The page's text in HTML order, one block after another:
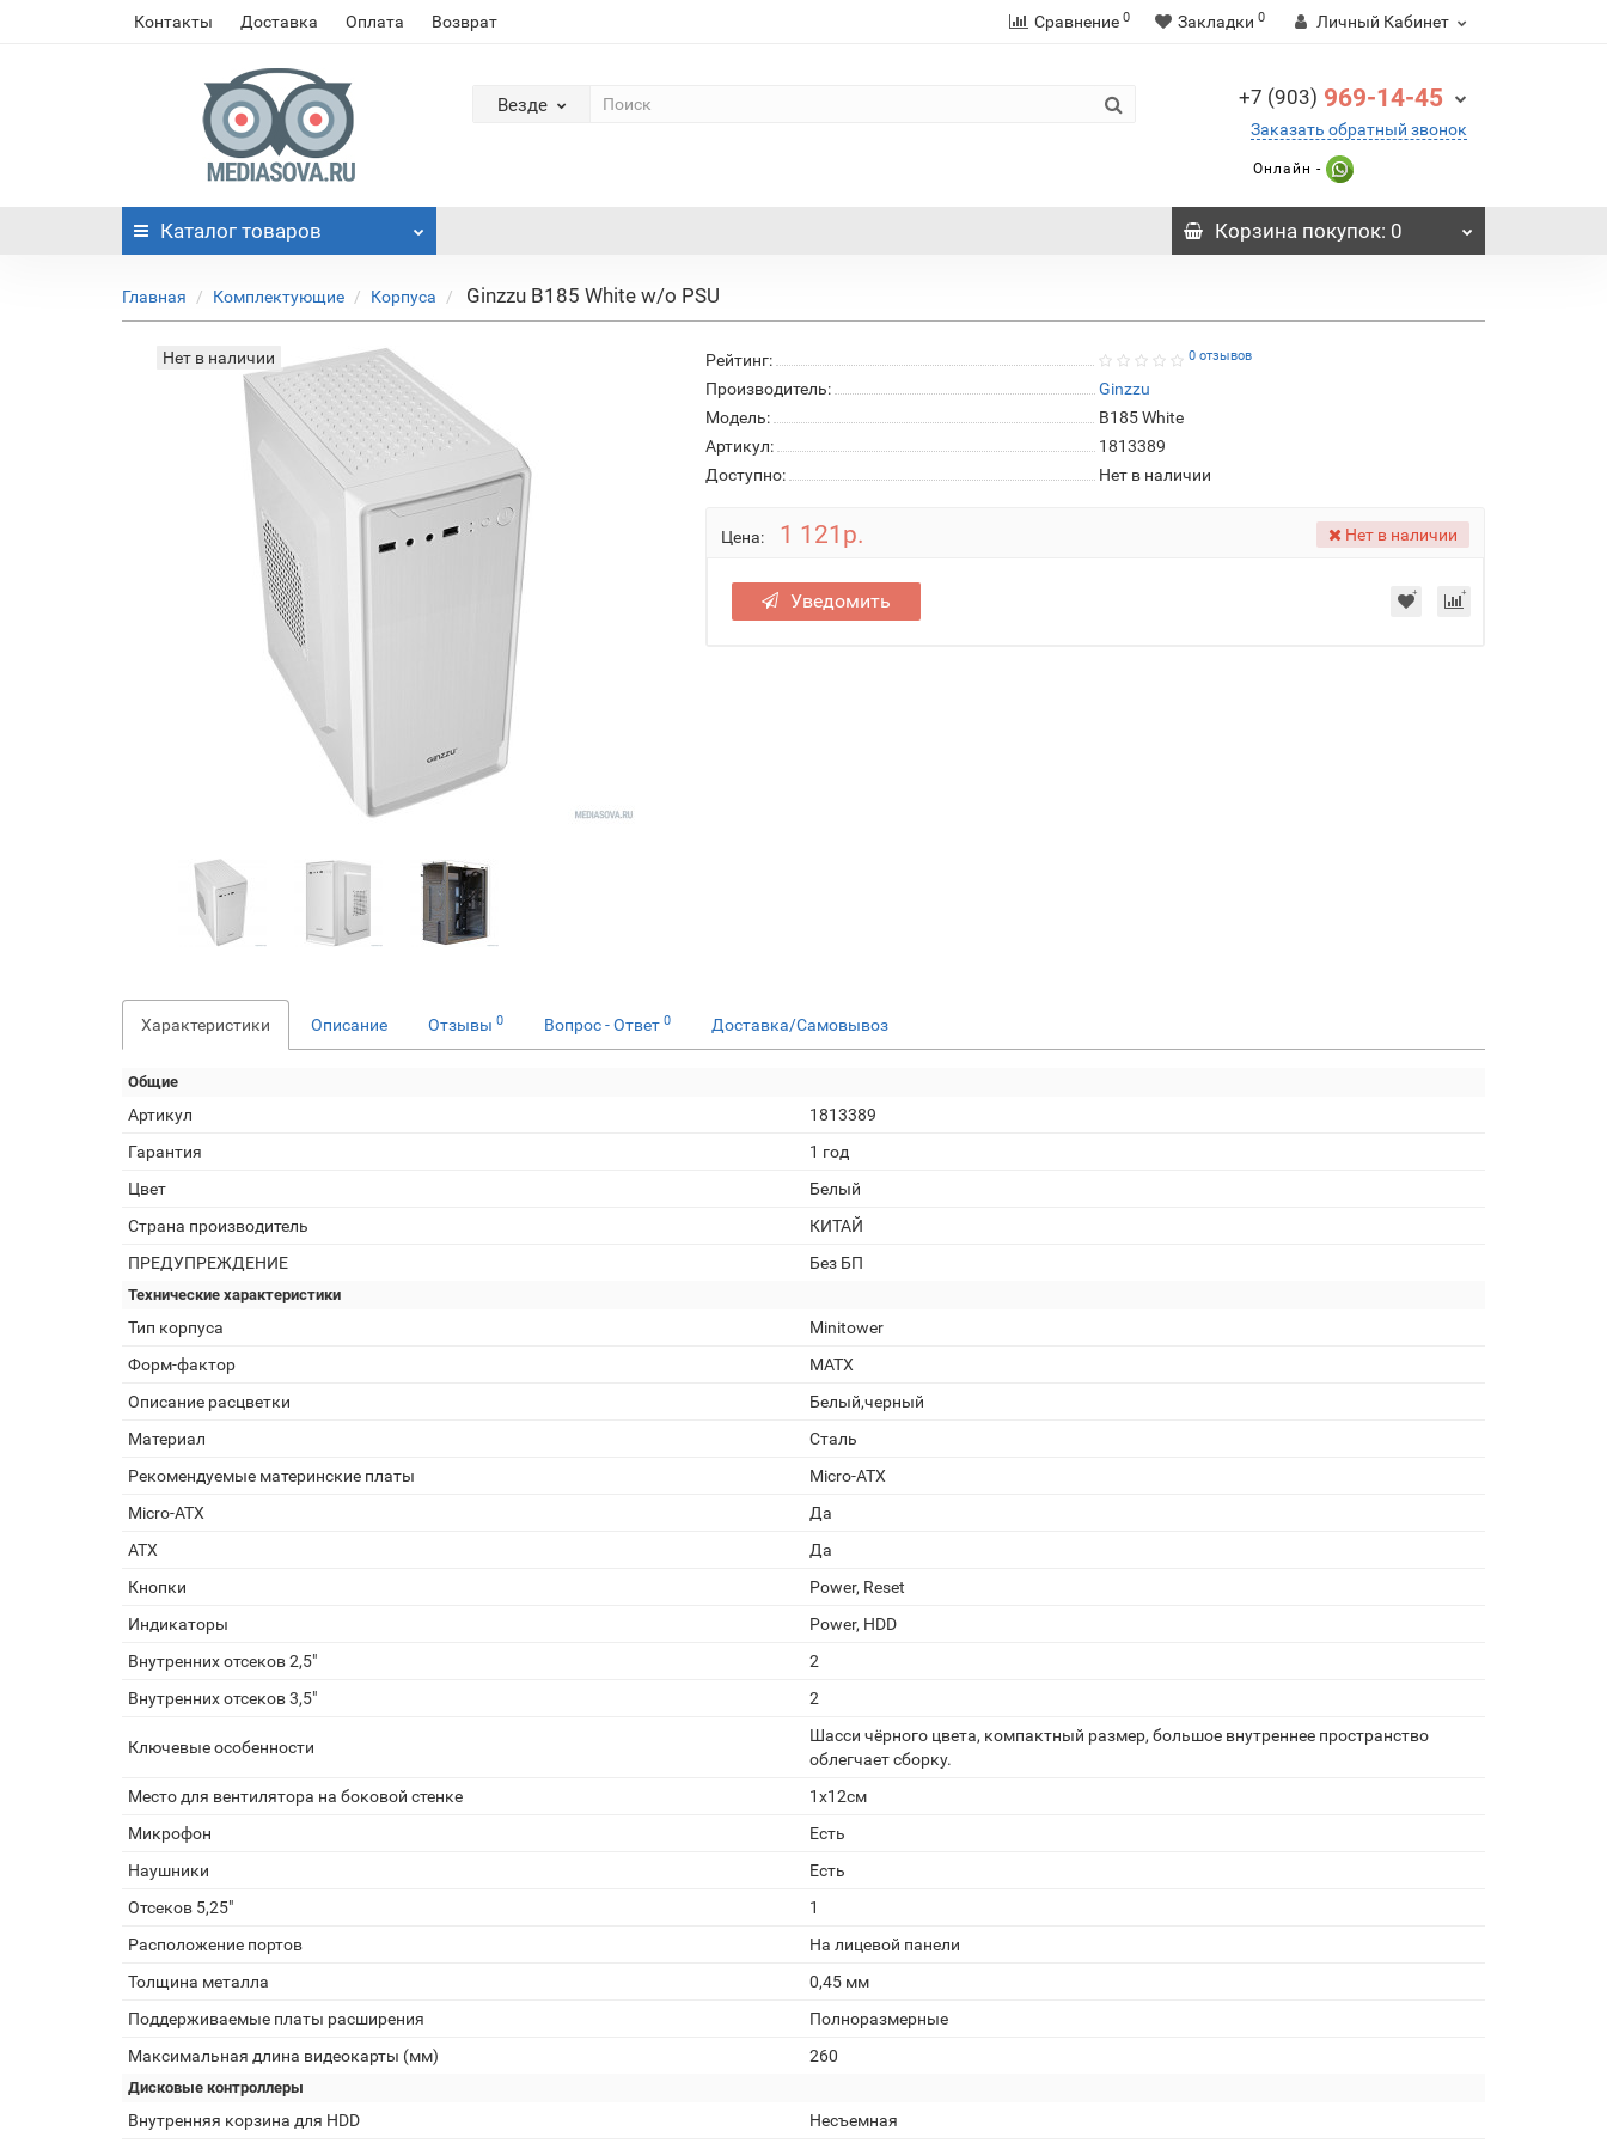
Контакты Доставка Оплата Возврат Сравнение 0 Закладки 0 Личный Кабинет
Везде +7 (903) 969-14-45
Заказать обратный звонок
Онлайн -
Каталог товаров Корзинапокупок: 0
Главная Комплектующие Корпуса Ginzzu B185 White w/o PSU
Нет в наличии Рейтинг: 0 отзывов
Производитель:
Ginzzu
Модель:
B185 White
Артикул:
1813389
Доступно:
Нет в наличии
Цена: 1 121р. Нет в наличии
Уведомить
Характеристики Описание Отзывы 0 Вопрос - Ответ 0 Доставка/Самовывоз
Общие
Артикул
1813389
Гарантия
1 год
Цвет
Белый
Страна производитель
КИТАЙ
ПРЕДУПРЕЖДЕНИЕ
Без БП
Технические характеристики
Тип корпуса
Minitower
Форм-фактор
MATX
Описание расцветки
Белый,черный
Материал
Сталь
Рекомендуемые материнские платы
Micro-ATX
Micro-ATX
Да
ATX
Да
Кнопки
Power, Reset
Индикаторы
Power, HDD
Внутренних отсеков 2,5"
2
Внутренних отсеков 3,5"
2
Ключевые особенности
Шасси чёрного цвета, компактный размер, большое внутреннее пространство
облегчает сборку.
Место для вентилятора на боковой стенке
1x12см
Микрофон
Есть
Наушники
Есть
Отсеков 5,25"
1
Расположение портов
На лицевой панели
Толщина металла
0,45 мм
Поддерживаемые платы расширения
Полноразмерные
Максимальная длина видеокарты (мм)
260
Дисковые контроллеры
Внутренняя корзина для HDD Несъемная